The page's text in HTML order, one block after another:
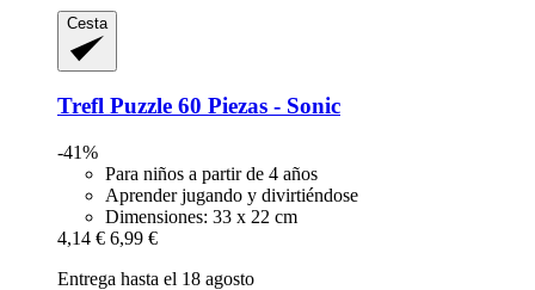
Cesta
Trefl Puzzle 60 Piezas -​ Sonic
-41%
Para niños a partir de 4 años
Aprender jugando y divirtiéndose
Dimensiones: 33 x 22 cm
4,14 € 6,99 €
Entrega hasta el 18 agosto